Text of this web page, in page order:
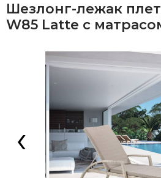
Шезлонг-лежак
W85 Latte с
‹